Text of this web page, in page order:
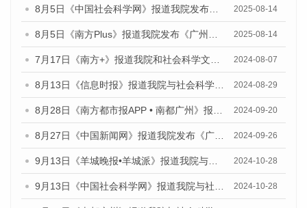
2025-08-14
2025-08-14
2024-08-07
2024-08-29
2024-09-20
2024-09-26
2024-10-28
2024-10-28